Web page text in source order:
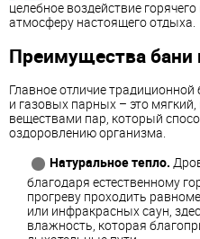
целебное воздействие
атмосферу настоящего отдыха.
Преимущества бани
Главное отличие традиционной
и газовых парных – это
веществами пар, который
оздоровлению организма.
Натуральное тепло.
благодаря естественному
прогреву проходить
или инфракрасных саун,
влажность, которая